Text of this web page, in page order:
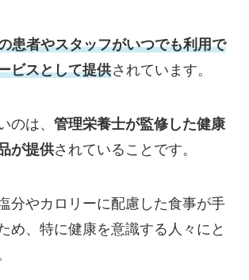
患者やスタッフがいつでも利用で
ビスとして提供されています。
のは、管理栄養士が監修した健康
が提供されていることです。
分やカロリーに配慮した食事が手
め、特に健康を意識する人々にと